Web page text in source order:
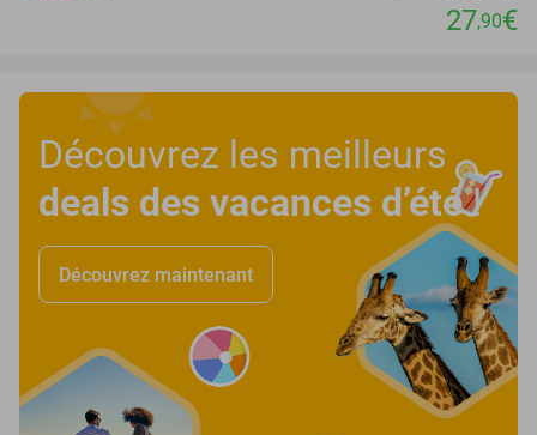
27,90€
Découvrez les meilleurs
deals des vacances d’été!
Découvrez maintenant